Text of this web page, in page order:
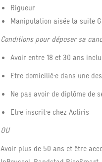
Rigueur
Manipulation aisée la suite
Conditions pour déposer sa
Avoir entre 18 et 30 ans
Etre domicilié·e dans une
Ne pas avoir de diplôme de
Etre inscrit·e chez Actiris
OU
Avoir plus de 50 ans et être